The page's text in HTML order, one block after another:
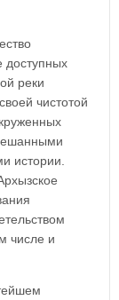
доступных
реки
чистотой
истории.
числе и